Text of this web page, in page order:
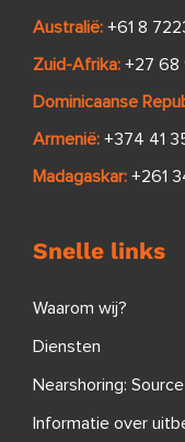
Australië: +61 8
Zuid-Afrika: +27 68
Dominicaanse
Armenië: +374 41
Madagaskar: +261
Snelle links
Waarom wij?
Diensten
Nearshoring:
Informatie over